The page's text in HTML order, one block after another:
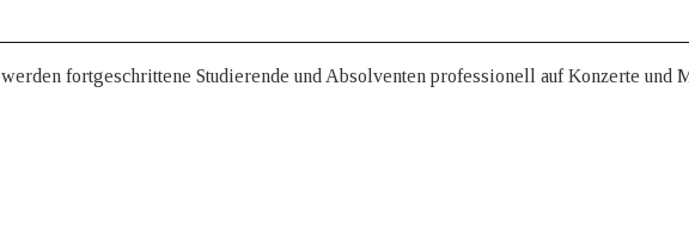
werden fortgeschrittene Studierende und Absolventen professionell auf Konzerte und